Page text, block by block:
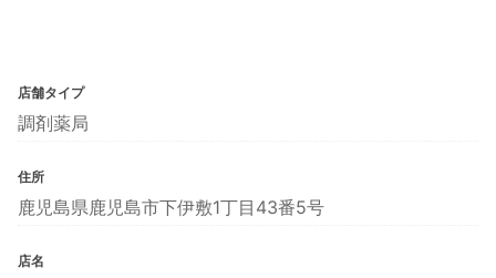
店舗タイプ
調剤薬局
住所
鹿児島県鹿児島市下伊敷1丁目43番5号
店名